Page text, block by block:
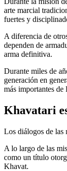
arte marcial
fuertes y
A diferencia de
dependen de
arma definitiva.
Durante miles de
generación en
más importantes de
Khavatari
Los diálogos de las
A lo largo de las
como un título
Khavat.